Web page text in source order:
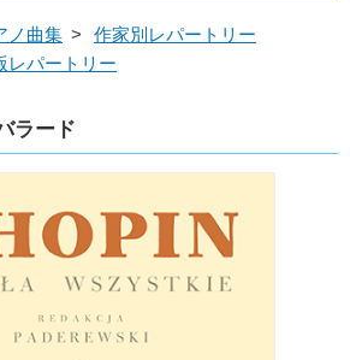
ノ曲集 >
作家別レパートリー
レパートリー
ラード